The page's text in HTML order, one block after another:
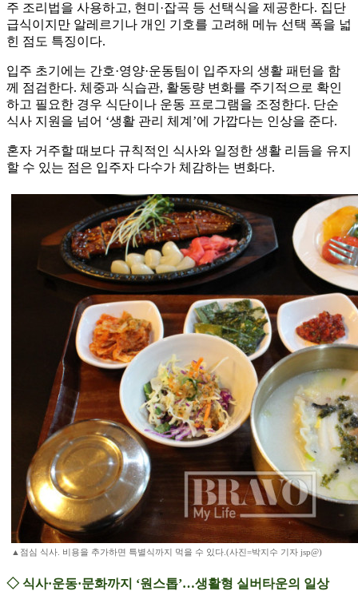
주 조리법을 사용하고, 현미·잡곡 등 선택식을 제공한다. 집단
급식이지만 알레르기나 개인 기호를 고려해 메뉴 선택 폭을 넓
힌 점도 특징이다.
입주 초기에는 간호·영양·운동팀이 입주자의 생활 패턴을 함
께 점검한다. 체중과 식습관, 활동량 변화를 주기적으로 확인
하고 필요한 경우 식단이나 운동 프로그램을 조정한다. 단순
식사 지원을 넘어 ‘생활 관리 체계’에 가깝다는 인상을 준다.
혼자 거주할 때보다 규칙적인 식사와 일정한 생활 리듬을 유지
할 수 있는 점은 입주자 다수가 체감하는 변화다.
▲점심 식사. 비용을 추가하면 특별식까지 먹을 수 있다.(사진=박지수 기자 jsp@)
◇ 식사·운동·문화까지 ‘원스톱’…생활형 실버타운의 일상